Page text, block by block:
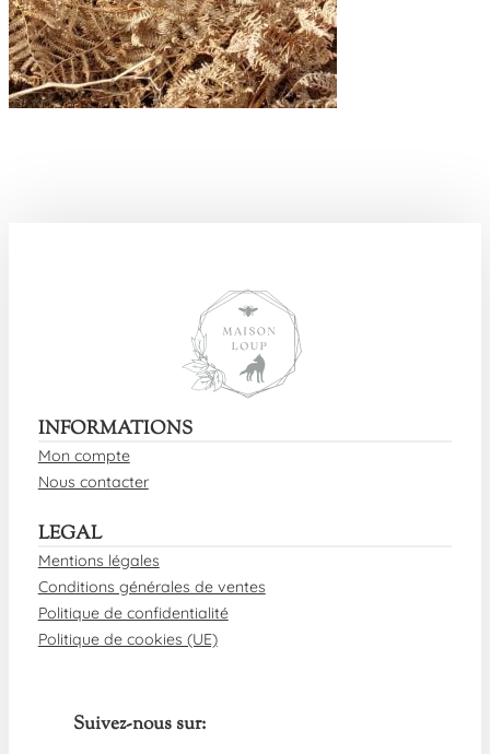
INFORMATIONS
Mon compte
Nous contacter
LEGAL
Mentions légales
Conditions générales de ventes
Politique de confidentialité
Politique de cookies (UE)
Suivez-nous sur: